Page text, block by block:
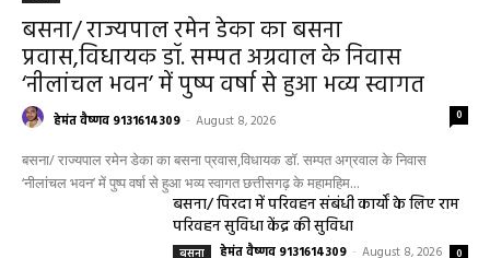
बसना
बसना/ राज्यपाल रमेन डेका का बसना
प्रवास,विधायक डॉ. सम्पत अग्रवाल के निवास
‘नीलांचल भवन’ में पुष्प वर्षा से हुआ भव्य स्वागत
हेमंत वैष्णव 9131614309 - August 8, 2026 0
बसना/ राज्यपाल रमेन डेका का बसना प्रवास,विधायक डॉ. सम्पत अग्रवाल के निवास